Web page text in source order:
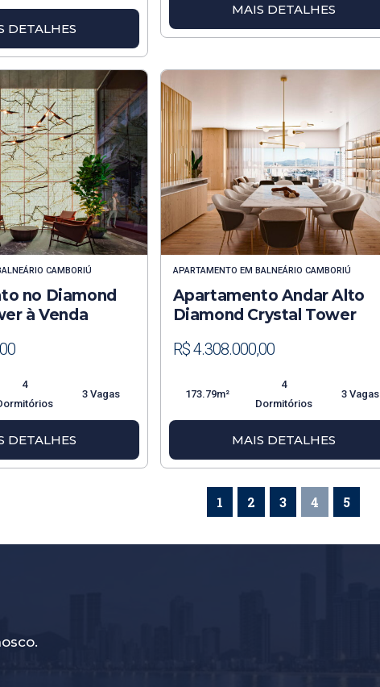
DETALHES
MAIS DETALHES
CAMBORIÚ
no Diamond
à Venda
4
3 Vagas
DETALHES
APARTAMENTO EM BALNEÁRIO CAMBORIÚ
Apartamento Andar Alto
Diamond Crystal Tower
R$ 4.308.000,00
173.79m²
4
Dormitórios
3 Vagas
MAIS DETALHES
1 2 3 4 5